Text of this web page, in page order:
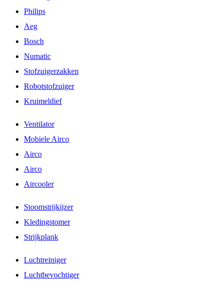
Philips
Aeg
Bosch
Numatic
Stofzuigerzakken
Robotstofzuiger
Kruimeldief
Ventilator
Mobiele Airco
Airco
Airco
Aircooler
Stoomstrijkijzer
Kledingstomer
Strijkplank
Luchtreiniger
Luchtbevochtiger